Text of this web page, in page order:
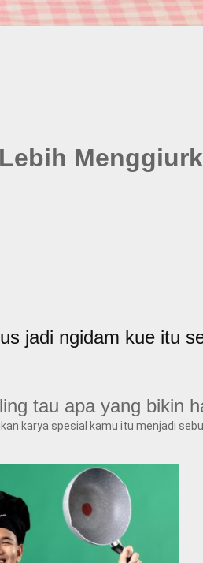
jadi ngidam kue itu
tau apa yang bikin
karya spesial kamu itu menjadi